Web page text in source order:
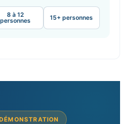
8 à 12
personnes
15+ personnes